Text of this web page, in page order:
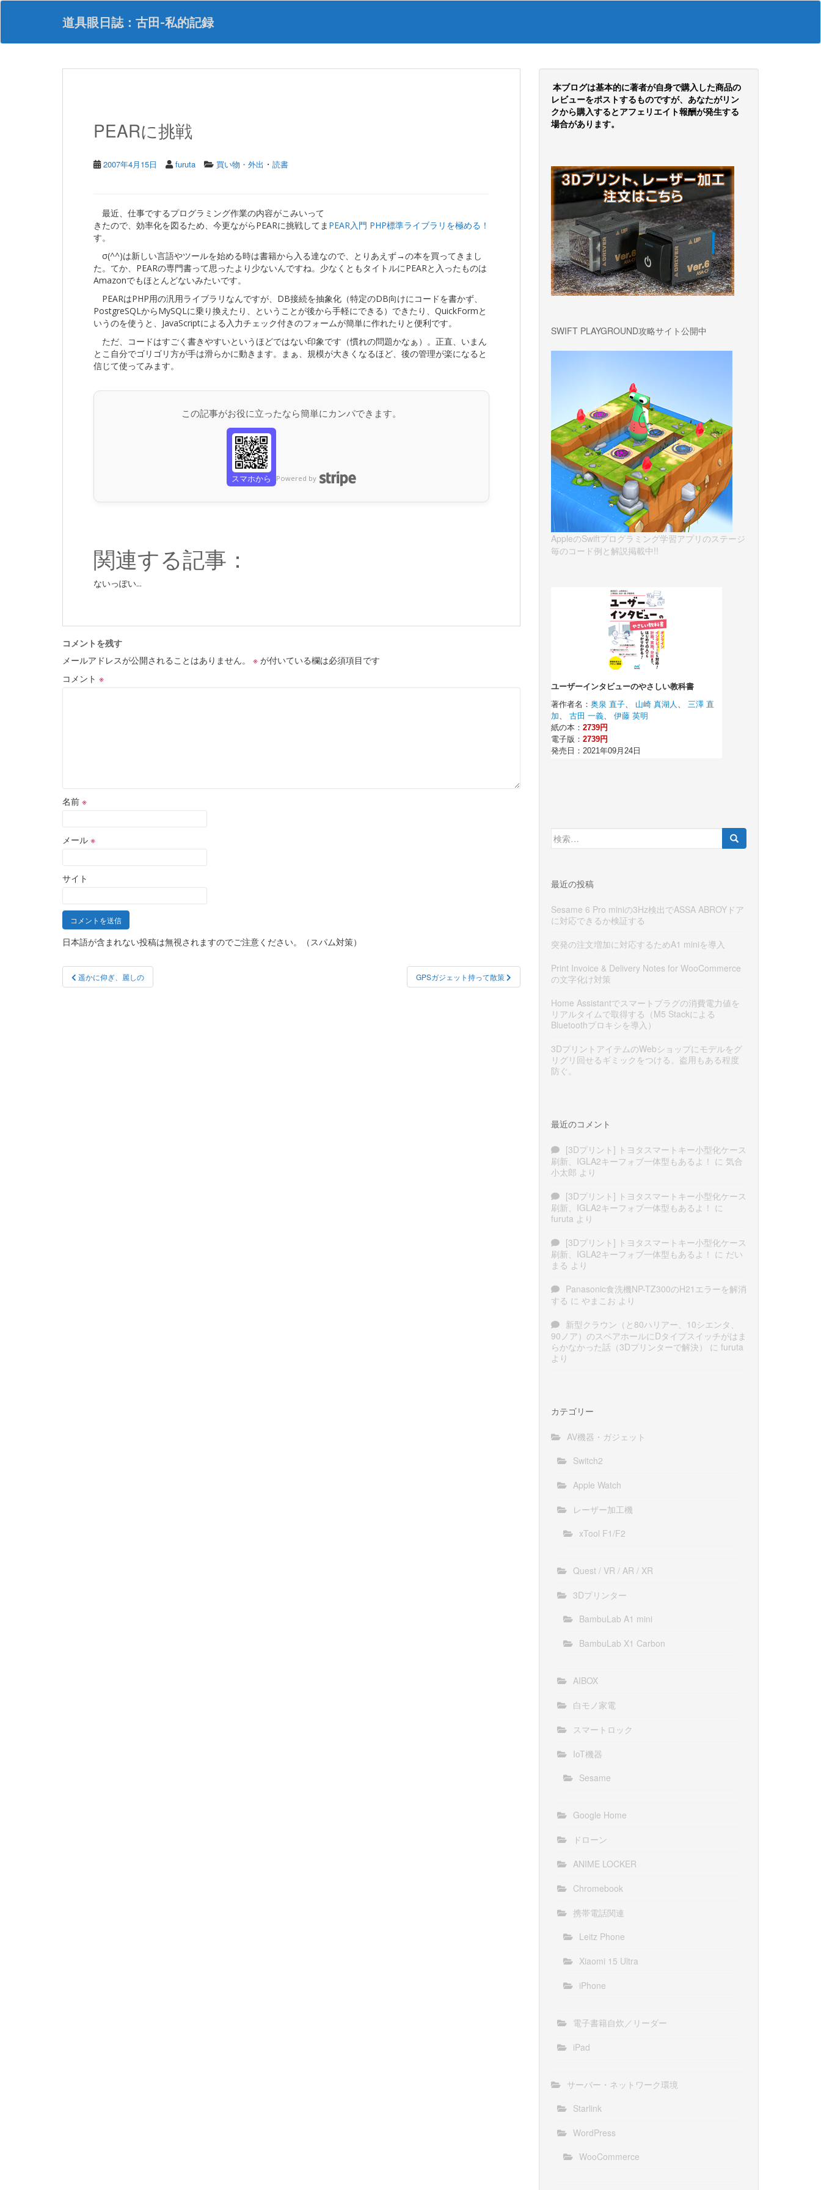
S
p
道具眼日誌：古田-私的記録
PEARに挑戦
2007年4月15日 furuta 買い物・外出 ・ 読書
PEAR入門 PHP標準ライブラリを極める！
最近、仕事でするプログラミング作業の内容がこみいって
きたので、効率化を図るため、今更ながらPEARに挑戦してま
す。
σ(^^)は新しい言語やツールを始める時は書籍から入る達なので、とりあえず→の本を買ってきまし
た。てか、PEARの専門書って思ったより少ないんですね。少なくともタイトルにPEARと入ったものは
Amazonでもほとんどないみたいです。
PEARはPHP用の汎用ライブラリなんですが、DB接続を抽象化（特定のDB向けにコードを書かず、
PostgreSQLからMySQLに乗り換えたり、ということが後から手軽にできる）できたり、QuickFormと
いうのを使うと、JavaScriptによる入力チェック付きのフォームが簡単に作れたりと便利です。
ただ、コードはすごく書きやすいというほどではない印象です（慣れの問題かなぁ）。正直、いまん
とこ自分でゴリゴリ方が手は滑らかに動きます。まぁ、規模が大きくなるほど、後の管理が楽になると
信じて使ってみます。
この記事がお役に立ったなら簡単にカンパできます。
スマホから Powered by
関連する記事：
ないっぽい...
コメントを残す
メールアドレスが公開されることはありません。
※ が付いている欄は必須項目です
コメント ※
名前 ※
メール ※
サイト
日本語が含まれない投稿は無視されますのでご注意ください。（スパム対策）
投
稿
遥かに仰ぎ、麗しの GPSガジェット持って散策
本ブログは基本的に著者が自身で購入した商品の
レビューをポストするものですが、あなたがリン
クから購入するとアフェリエイト報酬が発生する
場合があります。
SWIFT PLAYGROUND攻略サイト公開中
AppleのSwiftプログラミング学習アプリのステージ
毎のコード例と解説掲載中!!
検
索:
最近の投稿
Sesame 6 Pro miniの3Hz検出でASSA ABROYドア
に対応できるか検証する
突発の注文増加に対応するためA1 miniを導入
Print Invoice & Delivery Notes for WooCommerce
の文字化け対策
Home Assistantでスマートプラグの消費電力値を
リアルタイムで取得する（M5 Stackによる
Bluetoothプロキシを導入）
3DプリントアイテムのWebショップにモデルをグ
リグリ回せるギミックをつける。盗用もある程度
防ぐ。
最近のコメント
[3Dプリント] トヨタスマートキー小型化ケース
刷新、IGLA2キーフォブ一体型もあるよ！ に 気合
小太郎 より
[3Dプリント] トヨタスマートキー小型化ケース
刷新、IGLA2キーフォブ一体型もあるよ！ に
furuta より
[3Dプリント] トヨタスマートキー小型化ケース
刷新、IGLA2キーフォブ一体型もあるよ！ に だい
まる より
Panasonic食洗機NP-TZ300のH21エラーを解消
する に やまこお より
新型クラウン（と80ハリアー、10シエンタ、
90ノア）のスペアホールにDタイプスイッチがはま
らかなかった話（3Dプリンターで解決）
に furuta
より
カテゴリー
AV機器・ガジェット
Switch2
Apple Watch
レーザー加工機
xTool F1/F2
Quest / VR / AR / XR
3Dプリンター
BambuLab A1 mini
BambuLab X1 Carbon
AIBOX
白モノ家電
スマートロック
IoT機器
Sesame
Google Home
ドローン
ANIME LOCKER
Chromebook
携帯電話関連
Leitz Phone
Xiaomi 15 Ultra
iPhone
電子書籍自炊／リーダー
iPad
サーバー・ネットワーク環境
Starlink
WordPress
WooCommerce